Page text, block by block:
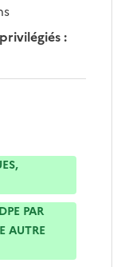
:
PAR
AUTRE